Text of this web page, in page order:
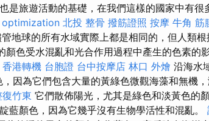
是旅遊活動的基礎，在我們這樣的國家中有很
optimization 北投 整骨 撥筋證照 按摩 牛角 筋
地球的所有水域實際上都是相同的，但人類根
色受水混亂和光合作用過程中產生的色素的
香港轉機 台胞證 台中按摩店 林口 外燴 沿海水
因為它們包含大量的黃綠色微觀海藻和無機，
竹東 它們散佈陽光，尤其是綠色和淡黃色的顏
藍顏色，因為它幾乎沒有生物學活性和混亂。